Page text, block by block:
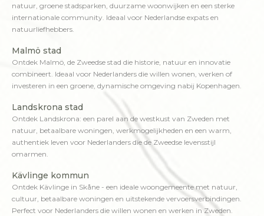
natuur, groene stadsparken, duurzame woonwijken en een sterke
internationale community. Ideaal voor Nederlandse expats en
natuurliefhebbers.
Malmö stad
Ontdek Malmö, de Zweedse stad die historie, natuur en innovatie
combineert. Ideaal voor Nederlanders die willen wonen, werken of
investeren in een groene, dynamische omgeving nabij Kopenhagen.
Landskrona stad
Ontdek Landskrona: een parel aan de westkust van Zweden met
natuur, betaalbare woningen, werkmogelijkheden en een warm,
authentiek leven voor Nederlanders die de Zweedse levensstijl
omarmen.
Kävlinge kommun
Ontdek Kävlinge in Skåne - een ideale woongemeente met natuur,
cultuur, betaalbare woningen en uitstekende vervoersverbindingen.
Perfect voor Nederlanders die willen wonen en werken in Zweden.